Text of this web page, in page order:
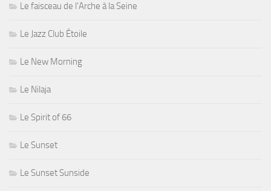
Le faisceau de l'Arche à la Seine
Le Jazz Club Étoile
Le New Morning
Le Nilaja
Le Spirit of 66
Le Sunset
Le Sunset Sunside